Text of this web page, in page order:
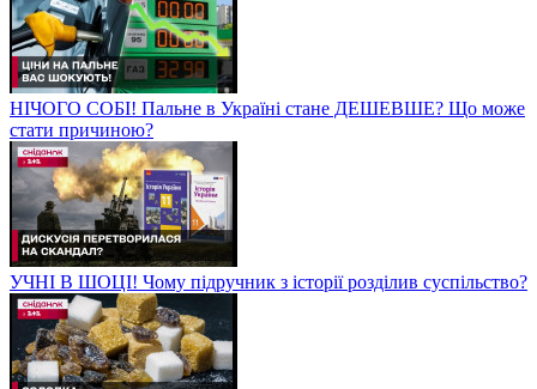
НІЧОГО СОБІ! Пальне в Україні стане ДЕШЕВШЕ? Що може
стати причиною?
УЧНІ В ШОЦІ! Чому підручник з історії розділив суспільство?